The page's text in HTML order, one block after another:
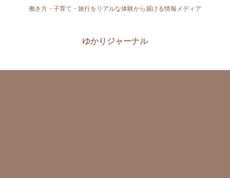
働き方・子育て・旅行をリアルな体験から届ける情報メディア
ゆかりジャーナル